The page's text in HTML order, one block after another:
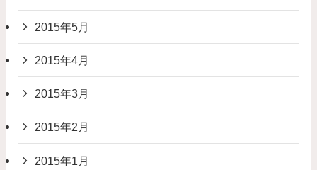
2015年5月
2015年4月
2015年3月
2015年2月
2015年1月